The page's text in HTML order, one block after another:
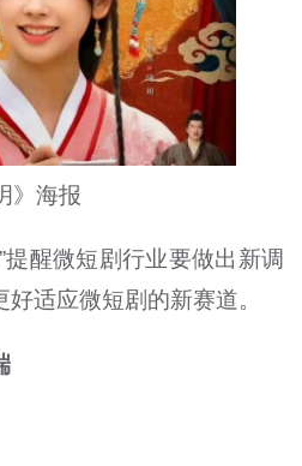
》海报
提醒微短剧行业要做出新调
适应微短剧的新赛道。